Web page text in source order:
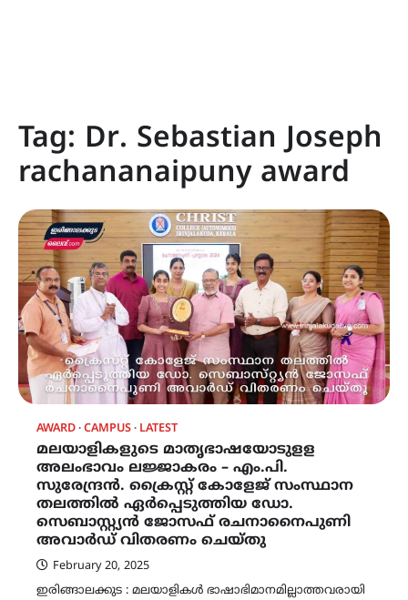
Tag: Dr. Sebastian Joseph
rachananaipuny award
AWARD CAMPUS LATEST
മലയാളികളുടെ മാതൃഭാഷയോടുളള
അലംഭാവം ലജ്ജാകരം – എം.പി.
സുരേന്ദ്രൻ. ക്രൈസ്റ്റ് കോളേജ് സംസ്ഥാന
തലത്തിൽ ഏർപ്പെടുത്തിയ ഡോ.
സെബാസ്റ്റ്യൻ ജോസഫ് രചനാനൈപുണി
അവാർഡ് വിതരണം ചെയ്തു
February 20, 2025
ഇരിങ്ങാലക്കുട : മലയാളികൾ ഭാഷാഭിമാനമില്ലാത്തവരായി